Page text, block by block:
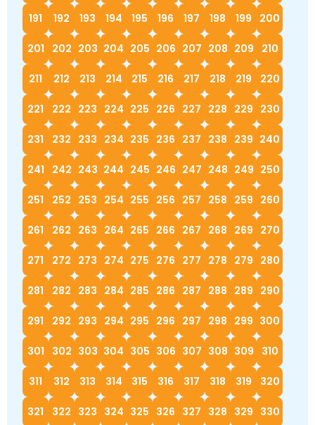
191 192 193 194 195 196 197 198 199 200
201 202 203 204 205 206 207 208 209 210
211 212 213 214 215 216 217 218 219 220
221 222 223 224 225 226 227 228 229 230
231 232 233 234 235 236 237 238 239 240
241 242 243 244 245 246 247 248 249 250
251 252 253 254 255 256 257 258 259 260
261 262 263 264 265 266 267 268 269 270
271 272 273 274 275 276 277 278 279 280
281 282 283 284 285 286 287 288 289 290
291 292 293 294 295 296 297 298 299 300
301 302 303 304 305 306 307 308 309 310
311 312 313 314 315 316 317 318 319 320
321 322 323 324 325 326 327 328 329 330